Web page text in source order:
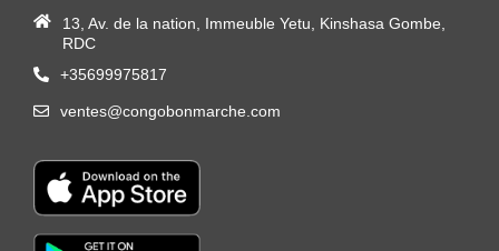
13, Av. de la nation, Immeuble Yetu, Kinshasa Gombe,
RDC
+35699975817
ventes@congobonmarche.com